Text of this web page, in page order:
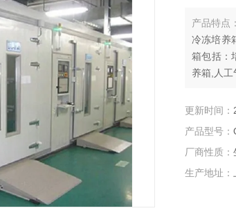
产品特点
冷冻培养
箱包括：
养箱,人
更新时间：
产品型号：
厂商性质：
生产地址：